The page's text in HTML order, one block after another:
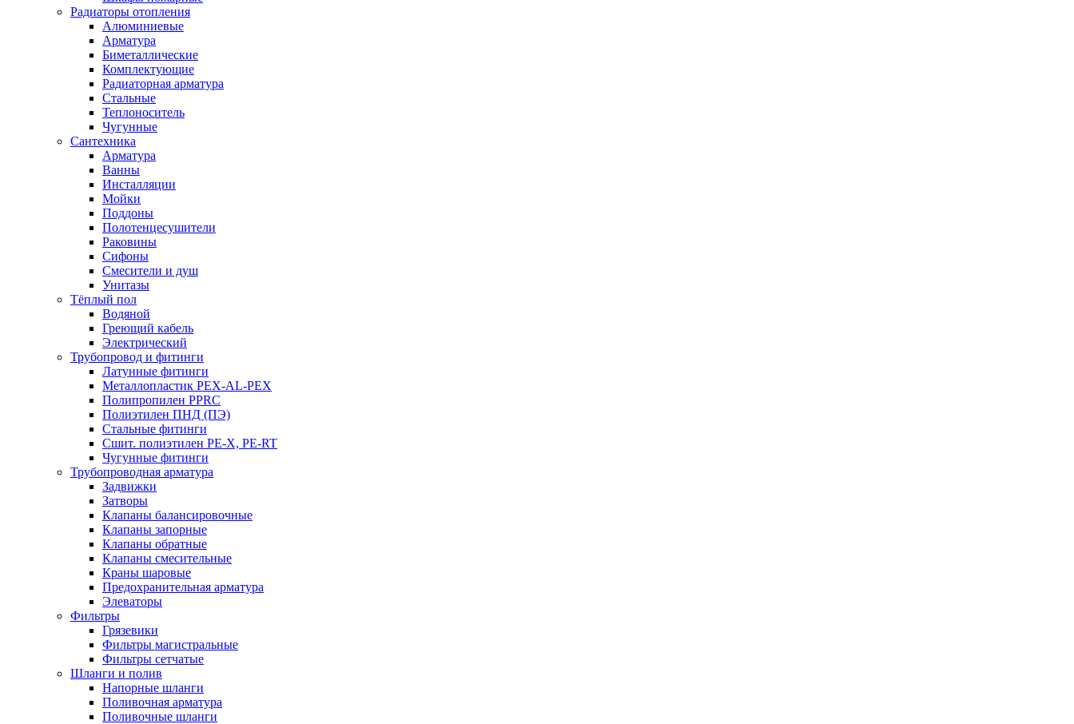
Радиаторы отопления
Алюминиевые
Арматура
Биметаллические
Комплектующие
Радиаторная арматура
Стальные
Теплоноситель
Чугунные
Сантехника
Арматура
Ванны
Инсталляции
Мойки
Поддоны
Полотенцесушители
Раковины
Сифоны
Смесители и душ
Унитазы
Тёплый пол
Водяной
Греющий кабель
Электрический
Трубопровод и фитинги
Латунные фитинги
Металлопластик PEX-AL-PEX
Полипропилен PPRC
Полиэтилен ПНД (ПЭ)
Стальные фитинги
Сшит. полиэтилен PE-X, PE-RT
Чугунные фитинги
Трубопроводная арматура
Задвижки
Затворы
Клапаны балансировочные
Клапаны запорные
Клапаны обратные
Клапаны смесительные
Краны шаровые
Предохранительная арматура
Элеваторы
Фильтры
Грязевики
Фильтры магистральные
Фильтры сетчатые
Шланги и полив
Напорные шланги
Поливочная арматура
Поливочные шланги